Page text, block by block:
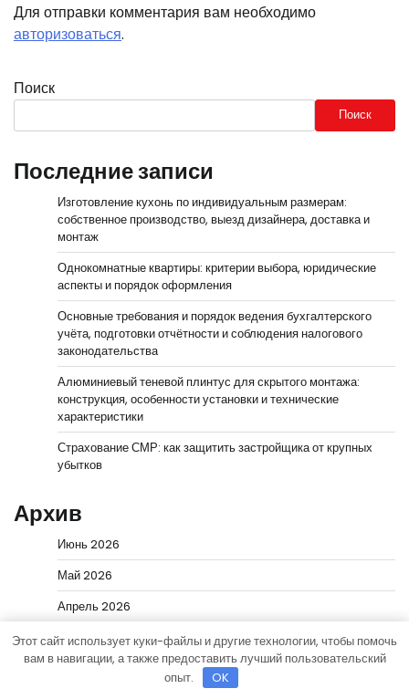
Для отправки комментария вам необходимо
авторизоваться.
Поиск
Поиск
Последние записи
Изготовление кухонь по индивидуальным размерам:
собственное производство, выезд дизайнера, доставка и
монтаж
Однокомнатные квартиры: критерии выбора, юридические
аспекты и порядок оформления
Основные требования и порядок ведения бухгалтерского
учёта, подготовки отчётности и соблюдения налогового
законодательства
Алюминиевый теневой плинтус для скрытого монтажа:
конструкция, особенности установки и технические
характеристики
Страхование СМР: как защитить застройщика от крупных
убытков
Архив
Июнь 2026
Май 2026
Апрель 2026
Март 2026
Февраль 2026
Этот сайт использует куки-файлы и другие технологии, чтобы помочь
вам в навигации, а также предоставить лучший пользовательский
опыт.
OK